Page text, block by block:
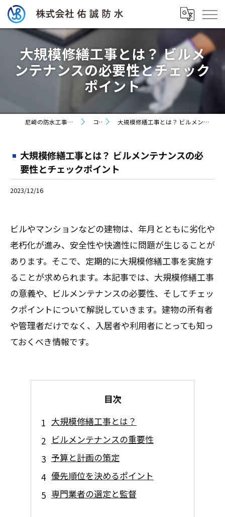
大規模修繕工事とは？ ビルメ
ンテナンスの必要性とチェック
ポイント
尼崎の防水工事なら株式会社佑誠防水 コラム 大規模修繕工事とは？ ビルメンテナンスの必要性とチェックポイント
大規模修繕工事とは？ ビルメンテナンスの必
要性とチェックポイント
2023/12/16
ビルやマンションなどの建物は、年月とともに劣化や
老朽化が進み、安全性や快適性に問題が生じることが
あります。そこで、定期的に大規模修繕工事を実施す
ることが求められます。本記事では、大規模修繕工事
の意義や、ビルメンテナンスの必要性、そしてチェッ
クポイントについて解説していきます。建物の所有者
や管理者だけでなく、入居者や利用者にとっても知っ
ておくべき情報です。
目次
大規模修繕工事とは？
ビルメンテナンスの重要性
予算と計画の策定
優先順位を決めるポイント
専門業者の選定と監督